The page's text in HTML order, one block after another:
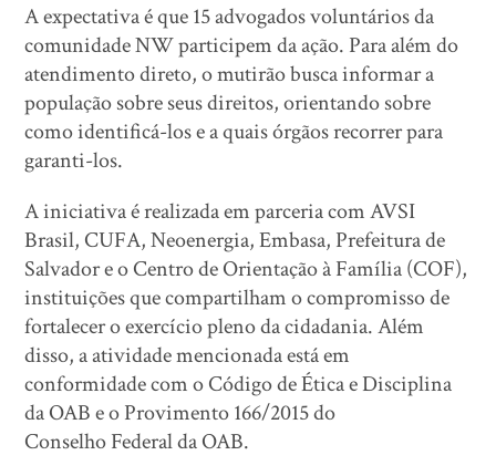
A expectativa é que 15 advogados voluntários da
comunidade NW participem da ação. Para além do
atendimento direto, o mutirão busca informar a
população sobre seus direitos, orientando sobre
como identificá-los e a quais órgãos recorrer para
garanti-los.
A iniciativa é realizada em parceria com AVSI
Brasil, CUFA, Neoenergia, Embasa, Prefeitura de
Salvador e o Centro de Orientação à Família (COF),
instituições que compartilham o compromisso de
fortalecer o exercício pleno da cidadania. Além
disso, a atividade mencionada está em
conformidade com o Código de Ética e Disciplina
da OAB e o Provimento 166/2015 do
Conselho Federal da OAB.